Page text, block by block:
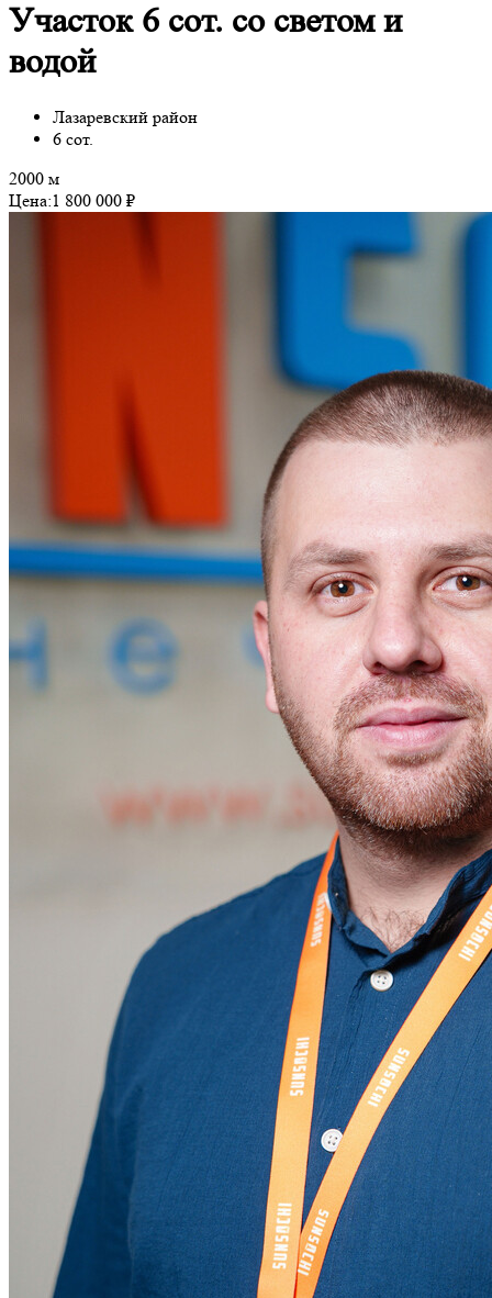
Участок 6 сот. со светом и
водой
Лазаревский район
6 сот.
2000 м
Цена:1 800 000 ₽